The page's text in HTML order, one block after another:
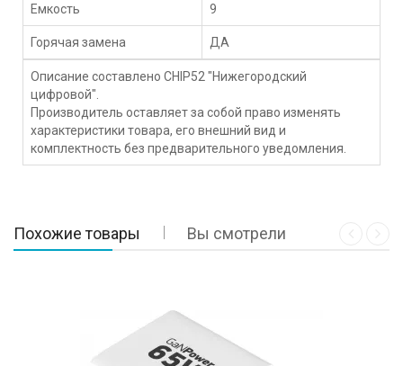
Емкость 9
Горячая замена ДА
Описание составлено CHIP52 "Нижегородский
цифровой".
Производитель оставляет за собой право изменять
характеристики товара, его внешний вид и
комплектность без предварительного уведомления.
Похожие товары Вы смотрели